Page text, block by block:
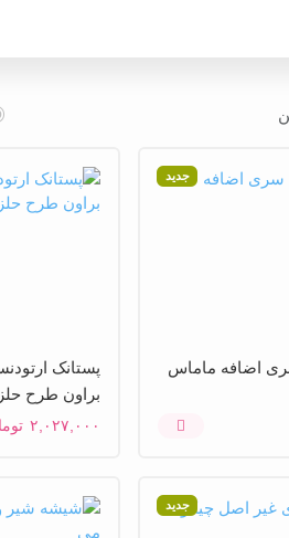
جدید
اضافه ماماس
براون طرح
۲,۰۲۷,۰۰۰
جدید